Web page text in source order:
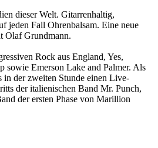
dieser Welt. Gitarrenhaltig,
jeden Fall Ohrenbalsam. Eine neue
Olaf Grundmann.
Rock aus England, Yes,
sowie Emerson Lake and Palmer. Als
in der zweiten Stunde einen Live-
der italienischen Band Mr. Punch,
der ersten Phase von Marillion